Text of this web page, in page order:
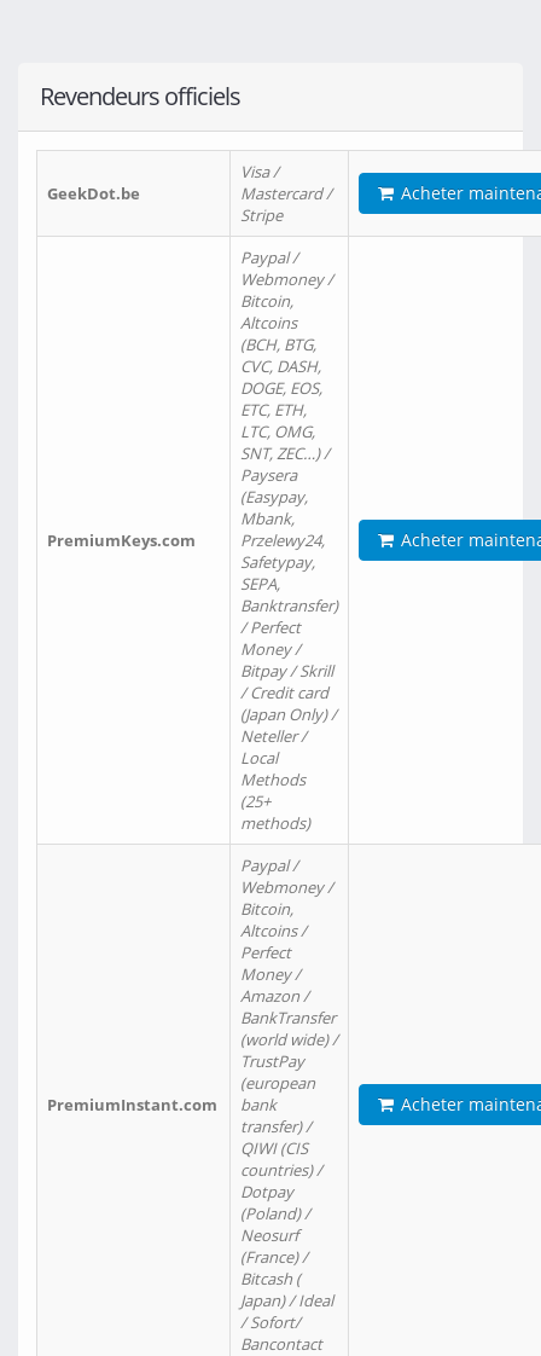
Revendeurs officiels
GeekDot.be
Visa /
Mastercard /
Stripe
Acheter
PremiumKeys.com
Paypal /
Webmoney /
Bitcoin,
Altcoins
(BCH, BTG,
CVC, DASH,
DOGE, EOS,
ETC, ETH,
LTC, OMG,
SNT, ZEC…) /
Paysera
(Easypay,
Mbank,
Przelewy24,
Safetypay,
SEPA,
Banktransfer)
/ Perfect
Money /
Bitpay / Skrill
/ Credit card
(Japan Only) /
Neteller /
Local
Methods
(25+
methods)
Acheter
PremiumInstant.com
Paypal /
Webmoney /
Bitcoin,
Altcoins /
Perfect
Money /
Amazon /
BankTransfer
(world wide) /
TrustPay
(european
bank
transfer) /
QIWI (CIS
countries) /
Dotpay
(Poland) /
Neosurf
(France) /
Bitcash (
Japan) / Ideal
/ Sofort/
Bancontact
Acheter